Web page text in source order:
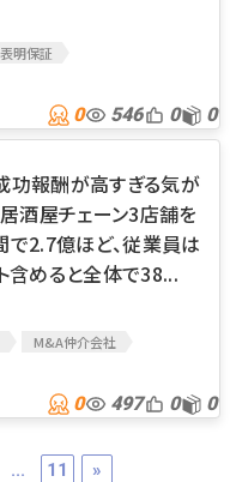
表明保証
0 546 0 0
功報酬が高すぎる気が
居酒屋チェーン3店舗を
で2.7億ほど、従業員は
含めると全体で38...
M&A仲介会社
0 497 0 0
... 11 »